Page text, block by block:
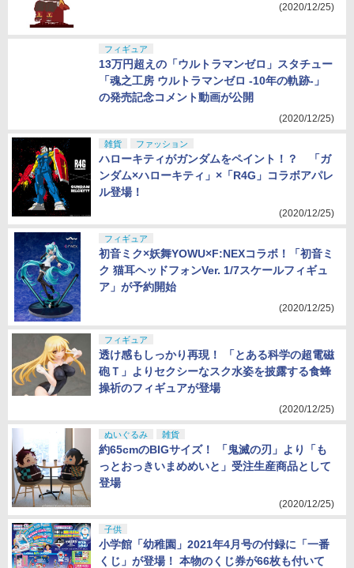
(2020/12/25)
フィギュア
13万円超えの「ウルトラマンゼロ」スタチュー
「魂之工房 ウルトラマンゼロ -10年の軌跡-」
の発売記念コメント動画が公開
(2020/12/25)
雑貨 ファッション
ハローキティがガンダムをペイント！？ 「ガ
ンダム×ハローキティ」×「R4G」コラボアパレ
ル登場！
(2020/12/25)
フィギュア
初音ミク×妖舞YOWU×F:NEXコラボ！「初音ミ
ク 猫耳ヘッドフォンVer. 1/7スケールフィギュ
ア」が予約開始
(2020/12/25)
フィギュア
透け感もしっかり再現！ 「とある科学の超電磁
砲Ｔ」よりセクシーなスク水姿を披露する食蜂
操祈のフィギュアが登場
(2020/12/25)
ぬいぐるみ 雑貨
約65cmのBIGサイズ！ 「鬼滅の刃」より「も
っとおっきいまめめいと」受注生産商品として
登場
(2020/12/25)
子供
小学館「幼稚園」2021年4月号の付録に「一番
くじ」が登場！ 本物のくじ券が66枚も付いて